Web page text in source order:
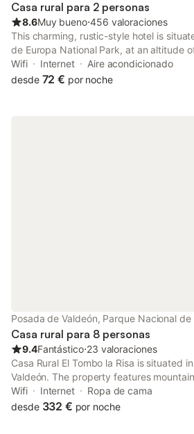
Casa rural para 2 personas
8.6Muy bueno⋅456 valoraciones
This charming, rustic-style hotel is
de Europa National Park, at an altitude
the ideal base for exploring the
Wifi Internet
Aire acondicionado
desde 72 € por noche
Posada de Valdeón, Parque Nacional
Casa rural para 8 personas
9.4Fantástico⋅23 valoraciones
Casa Rural El Tombo la Risa is situated
Valdeón. The property features
Free WiFi is at guests' disposal
Wifi Internet
Ropa de cama
desde 332 € por noche